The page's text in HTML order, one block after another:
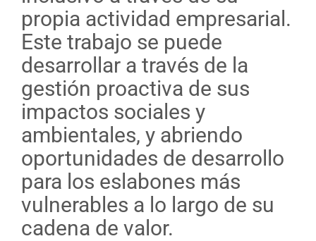
propia actividad empresarial.
Este trabajo se puede
desarrollar a través de la
gestión proactiva de sus
impactos sociales y
ambientales, y abriendo
oportunidades de desarrollo
para los eslabones más
vulnerables a lo largo de su
cadena de valor.